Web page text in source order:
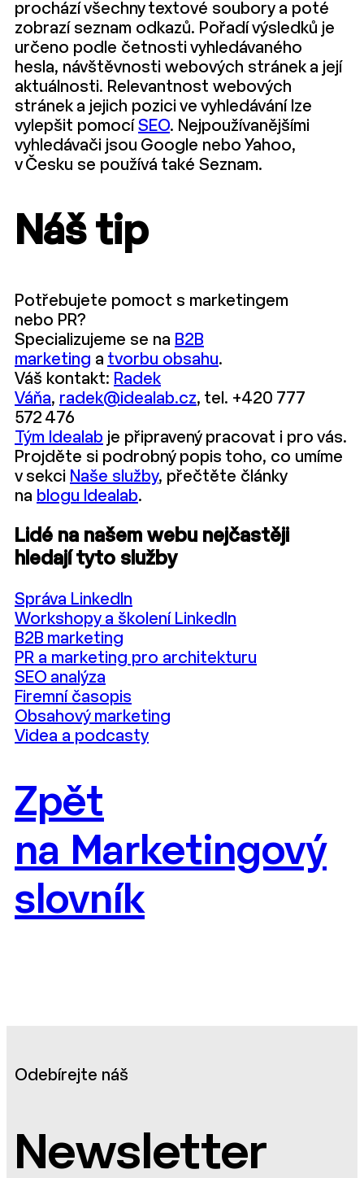
prochází všechny textové soubory a poté
zobrazí seznam odkazů. Pořadí výsledků je
určeno podle četnosti vyhledávaného
hesla, návštěvnosti webových stránek a její
aktuálnosti. Relevantnost webových
stránek a jejich pozici ve vyhledávání lze
vylepšit pomocí SEO. Nejpoužívanějšími
vyhledávači jsou Google nebo Yahoo,
v Česku se používá také Seznam.
Náš tip
Potřebujete pomoct s marketingem
nebo PR?
Specializujeme se na B2B
marketing a tvorbu obsahu.
Váš kontakt: Radek
Váňa, radek@idealab.cz, tel. +420 777
572 476
Tým Idealab je připravený pracovat i pro vás.
Projděte si podrobný popis toho, co umíme
v sekci Naše služby, přečtěte články
na blogu Idealab.
Lidé na našem webu nejčastěji
hledají tyto služby
Správa LinkedIn
Workshopy a školení LinkedIn
B2B marketing
PR a marketing pro architekturu
SEO analýza
Firemní časopis
Obsahový marketing
Videa a podcasty
Zpět
na Marketingový
slovník
Odebírejte náš
Newsletter